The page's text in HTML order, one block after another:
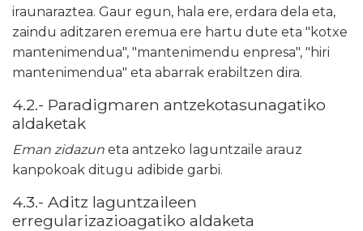
iraunaraztea. Gaur egun, hala ere, erdara dela eta,
zaindu aditzaren eremua ere hartu dute eta "kotxe
mantenimendua", "mantenimendu enpresa", "hiri
mantenimendua" eta abarrak erabiltzen dira.
4.2.- Paradigmaren antzekotasunagatiko
aldaketak
Eman zidazun eta antzeko laguntzaile arauz
kanpokoak ditugu adibide garbi.
4.3.- Aditz laguntzaileen
erregularizazioagatiko aldaketa